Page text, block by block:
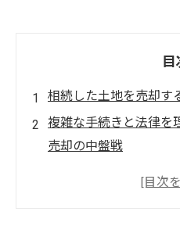
目
相続した土地を売却す
複雑な手続きと法律を
売却の中盤戦
資金活用のアイデア：